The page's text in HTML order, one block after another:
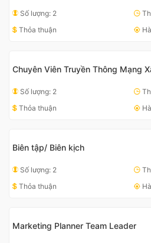
Số lượng: 2
Thỏa thuận
Chuyên Viên Truyền Thông Mạng
Số lượng: 2
Thỏa thuận
Biên tập/ Biên kịch
Số lượng: 2
Thỏa thuận
Marketing Planner Team Leader